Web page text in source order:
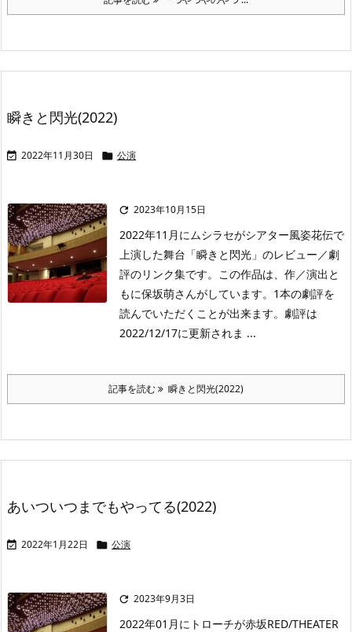
瞬きと閃光(2022)
 2022年11月30日  公演
 2023年10月15日
2022年11月にムシラセがシアター風姿花伝で
上演した舞台「瞬きと閃光」のレビュー／劇
評のリンク集です。この作品は、作／演出と
もに保坂萌さんがしています。1本の劇評を
読んでいただくことが出来ます。劇評は
2022/12/17に更新されま ...
記事を読む 瞬きと閃光(2022)
あいついつまでもやってる(2022)
 2022年1月22日  公演
 2023年9月3日
2022年01月にトローチが赤坂RED/THEATER